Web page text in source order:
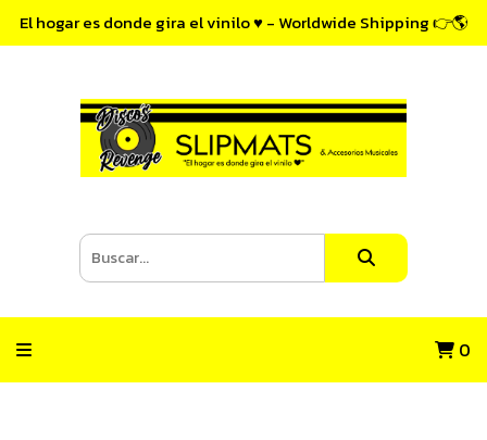
El hogar es donde gira el vinilo ♥ - Worldwide Shipping 👉🌎
0